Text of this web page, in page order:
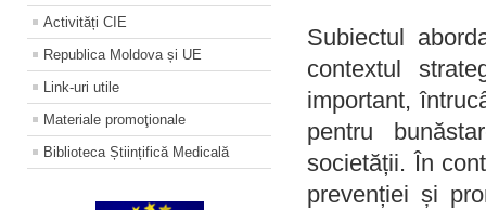
Activități CIE
Republica Moldova și UE
Link-uri utile
Materiale promoţionale
Biblioteca Științifică Medicală
Subiectul
contextul
important,
pentru
societății. În
prevenției și